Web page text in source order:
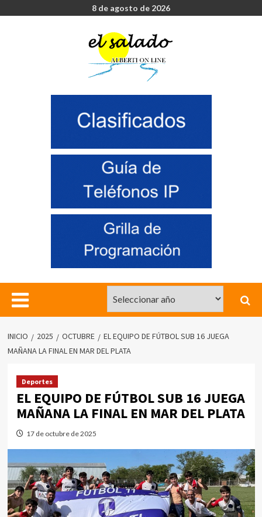
8 de agosto de 2026
INICIO 2025 OCTUBRE
EL EQUIPO DE FÚTBOL SUB 16 JUEGA
MAÑANA LA FINAL EN MAR DEL PLATA
Deportes
EL EQUIPO DE FÚTBOL SUB 16 JUEGA
MAÑANA LA FINAL EN MAR DEL PLATA
17 de octubre de 2025